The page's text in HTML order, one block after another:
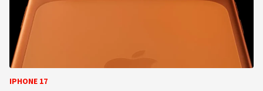
IPHONE 17